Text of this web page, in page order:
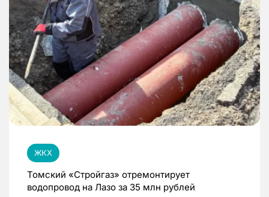
ЖКХ
Томский «Стройгаз» отремонтирует
водопровод на Лазо за 35 млн рублей